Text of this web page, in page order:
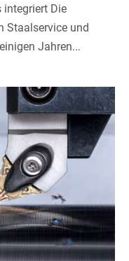
Die
Staalservice und
Jahren...